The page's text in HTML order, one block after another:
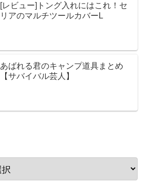
[レビュー]トング入れにはこれ！セ
リアのマルチツールカバーL
あばれる君のキャンプ道具まとめ
【サバイバル芸人】